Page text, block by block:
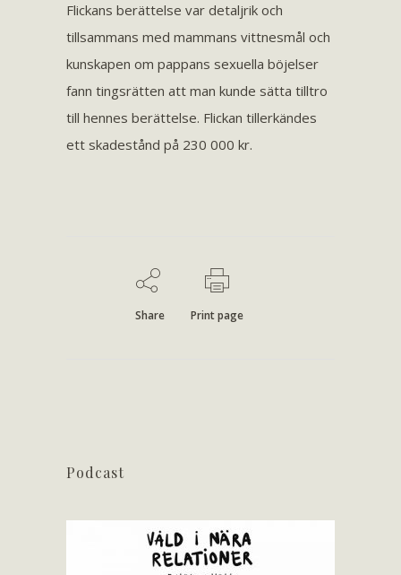
Flickans berättelse var detaljrik och
tillsammans med mammans vittnesmål och
kunskapen om pappans sexuella böjelser
fann tingsrätten att man kunde sätta tilltro
till hennes berättelse. Flickan tillerkändes
ett skadestånd på 230 000 kr.
Share Print page
Podcast